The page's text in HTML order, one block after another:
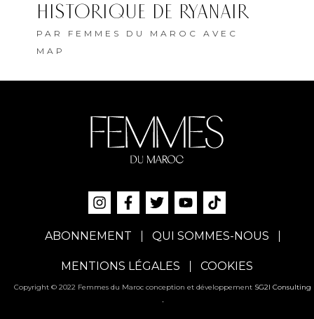
HISTORIQUE DE RYANAIR
PAR FEMMES DU MAROC AVEC
MAP
ABONNEMENT QUI SOMMES-NOUS
MENTIONS LÉGALES COOKIES
Copyright © 2022 Femmes du Maroc conception et développement SG2I Consulting